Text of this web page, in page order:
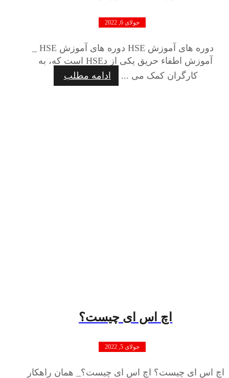
جولای 6, 2022
دوره های آموزش HSE دوره های آموزش HSE _
آموزش اطفاء حریق یکی از دHSE است که، به
کارگران کمک می ...
ادامه مطلب
اچ اس ای چیست؟
جولای 5, 2022
اچ اس ای چیست؟ اچ اس ای چیست؟_ همان راهکار